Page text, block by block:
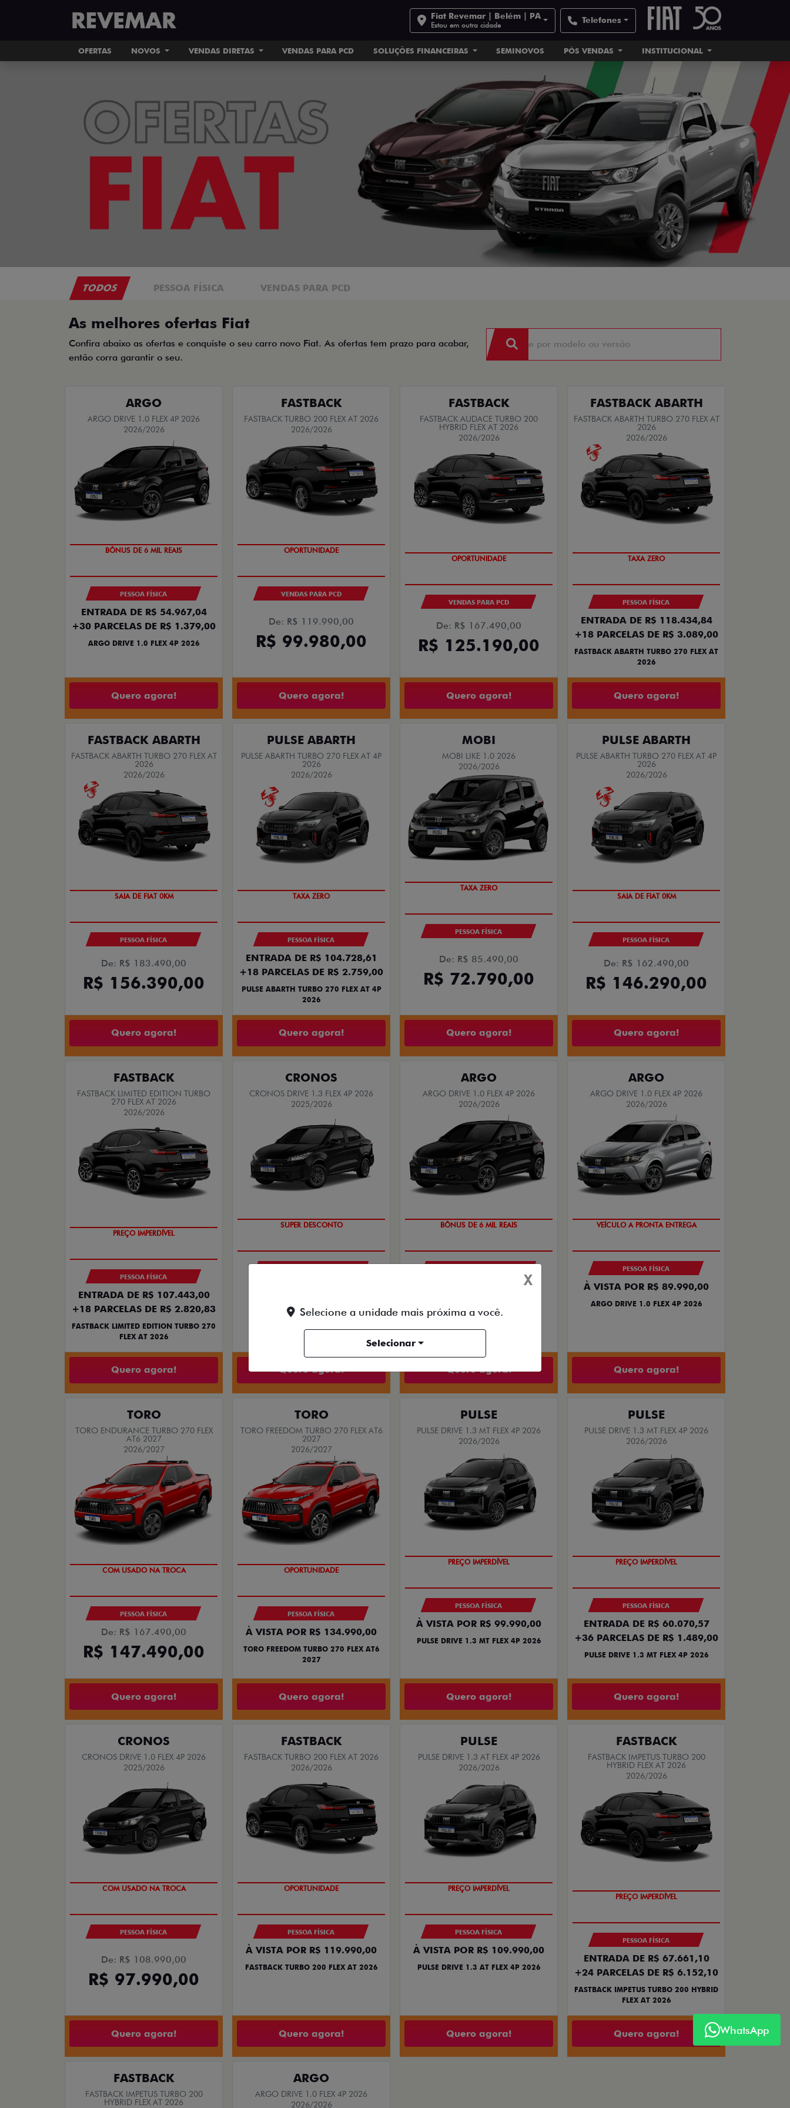
Fiat Revemar | Belém | PA
Estou em outra cidade Telefones
OFERTAS NOVOS VENDAS DIRETAS VENDAS PARA PCD SOLUÇÕES FINANCEIRAS SEMINOVOS PÓS VENDAS INSTITUCIONAL
TODOS PESSOA FÍSICA VENDAS PARA PCD
As melhores ofertas Fiat
Confira abaixo as ofertas e conquiste o seu carro novo Fiat. As ofertas tem prazo para acabar,
então corra garantir o seu.
ARGO
ARGO DRIVE 1.0 FLEX 4P 2026
2026/2026
TAXA ZERO
PESSOA FÍSICA
ENTRADA DE R$ 54.967,04
+30 PARCELAS DE R$ 1.379,00
ARGO DRIVE 1.0 FLEX 4P 2026
Quero agora!
FASTBACK
FASTBACK TURBO 200 FLEX AT 2026
2026/2026
OPORTUNIDADE
VENDAS PARA PCD
De: R$ 119.990,00
R$ 99.980,00
Quero agora!
FASTBACK
FASTBACK AUDACE TURBO 200
HYBRID FLEX AT 2026
2026/2026
OPORTUNIDADE
VENDAS PARA PCD
De: R$ 167.490,00
R$ 125.190,00
Quero agora!
FASTBACK ABARTH
FASTBACK ABARTH TURBO 270 FLEX AT
2026
2026/2026
SAIA DE FIAT 0KM
PESSOA FÍSICA
ENTRADA DE R$ 118.434,84
+18 PARCELAS DE R$ 3.089,00
FASTBACK ABARTH TURBO 270 FLEX AT
2026
Quero agora!
FASTBACK ABARTH
FASTBACK ABARTH TURBO 270 FLEX AT
2026
2026/2026
PREÇO IMPERDÍVEL
PESSOA FÍSICA
De: R$ 183.490,00
R$ 156.390,00
Quero agora!
PULSE ABARTH
PULSE ABARTH TURBO 270 FLEX AT 4P
2026
2026/2026
SAIA DE FIAT 0KM
PESSOA FÍSICA
ENTRADA DE R$ 104.728,61
+18 PARCELAS DE R$ 2.759,00
PULSE ABARTH TURBO 270 FLEX AT 4P
2026
Quero agora!
MOBI
MOBI LIKE 1.0 2026
2026/2026
PREÇO IMPERDÍVEL
PESSOA FÍSICA
De: R$ 85.490,00
R$ 72.790,00
Quero agora!
PULSE ABARTH
PULSE ABARTH TURBO 270 FLEX AT 4P
2026
2026/2026
OPORTUNIDADE
PESSOA FÍSICA
De: R$ 162.490,00
R$ 146.290,00
Quero agora!
FASTBACK
FASTBACK LIMITED EDITION TURBO
270 FLEX AT 2026
2026/2026
COM USADO NA TROCA
PESSOA FÍSICA
ENTRADA DE R$ 107.443,00
+18 PARCELAS DE R$ 2.820,83
FASTBACK LIMITED EDITION TURBO 270
FLEX AT 2026
Quero agora!
CRONOS
CRONOS DRIVE 1.3 FLEX 4P 2026
2025/2026
BÔNUS DE ATÉ R$ 14 MIL
CRONOS DRIVE 1.3 FLEX 4P 2026
Quero agora!
ARGO
ARGO DRIVE 1.0 FLEX 4P 2026
2026/2026
TAXA ZERO
À VISTA POR R$ 91.490,00
Quero agora!
ARGO
ARGO DRIVE 1.0 FLEX 4P 2026
2026/2026
TAXA ZERO
PESSOA FÍSICA
À VISTA POR R$ 89.990,00
ARGO DRIVE 1.0 FLEX 4P 2026
Quero agora!
TORO
TORO ENDURANCE TURBO 270 FLEX
AT6 2027
2026/2027
OPORTUNIDADE
PESSOA FÍSICA
De: R$ 167.490,00
R$ 147.490,00
Quero agora!
TORO
TORO FREEDOM TURBO 270 FLEX AT6
2027
2026/2027
SUPERVALORIZAÇÃO DO USADO
PESSOA FÍSICA
À VISTA POR R$ 134.990,00
TORO FREEDOM TURBO 270 FLEX AT6
2027
Quero agora!
PULSE
PULSE DRIVE 1.3 MT FLEX 4P 2026
2026/2026
OPORTUNIDADE
PESSOA FÍSICA
À VISTA POR R$ 99.990,00
PULSE DRIVE 1.3 MT FLEX 4P 2026
Quero agora!
PULSE
PULSE DRIVE 1.3 MT FLEX 4P 2026
2026/2026
OPORTUNIDADE
PESSOA FÍSICA
ENTRADA DE R$ 60.070,57
+36 PARCELAS DE R$ 1.489,00
PULSE DRIVE 1.3 MT FLEX 4P 2026
Quero agora!
CRONOS
CRONOS DRIVE 1.0 FLEX 4P 2026
2025/2026
SUPER DESCONTO
PESSOA FÍSICA
De: R$ 108.990,00
R$ 97.990,00
Quero agora!
FASTBACK
FASTBACK TURBO 200 FLEX AT 2026
2026/2026
OPORTUNIDADE
PESSOA FÍSICA
À VISTA POR R$ 119.990,00
FASTBACK TURBO 200 FLEX AT 2026
Quero agora!
PULSE
PULSE DRIVE 1.3 AT FLEX 4P 2026
2026/2026
O SUV AUTOMÁTICO MAIS BARATO DO
PESSOA FÍSICA
À VISTA POR R$ 109.990,00
PULSE DRIVE 1.3 AT FLEX 4P 2026
Quero agora!
FASTBACK
FASTBACK IMPETUS TURBO 200
HYBRID FLEX AT 2026
2026/2026
OPORTUNIDADE
PESSOA FÍSICA
ENTRADA DE R$ 67.661,10
+24 PARCELAS DE R$ 6.152,10
FASTBACK IMPETUS TURBO 200 HYBRID
FLEX AT 2026
Quero agora!
FASTBACK
FASTBACK IMPETUS TURBO 200
HYBRID FLEX AT 2026
ARGO
ARGO DRIVE 1.0 FLEX 4P 2026
2026/2026
WhatsApp
X
Selecione a unidade mais próxima a você.
Selecionar